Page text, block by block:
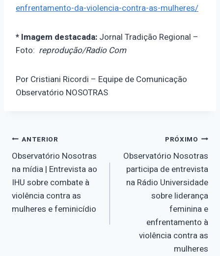
enfrentamento-da-violencia-contra-as-mulheres/
* Imagem destacada: Jornal Tradição Regional –
Foto: reprodução/Radio Com
Por Cristiani Ricordi – Equipe de Comunicação
Observatório NOSOTRAS
Navegação
de
Post
ANTERIOR
Observatório Nosotras
na mídia | Entrevista ao
IHU sobre combate à
violência contra as
mulheres e feminicídio
PRÓXIMO
Observatório Nosotras
participa de entrevista
na Rádio Universidade
sobre liderança
feminina e
enfrentamento à
violência contra as
mulheres